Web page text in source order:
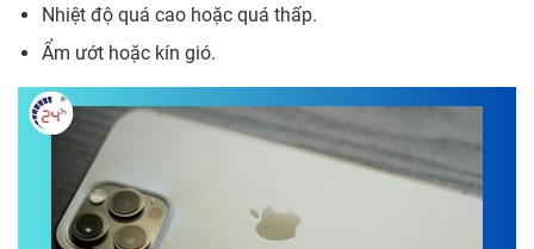
Nhiệt độ quá cao hoặc quá thấp.
Ẩm ướt hoặc kín gió.